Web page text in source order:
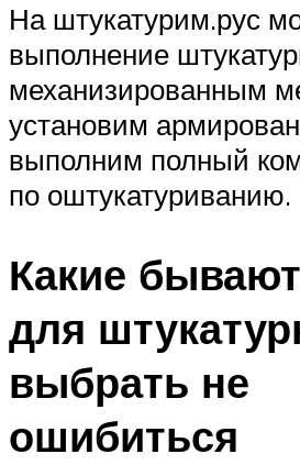
На штукатурим.рус
выполнение
механизированным
установим
выполним полный
по оштукатуриванию.
Какие
для
выбрать не
ошибиться